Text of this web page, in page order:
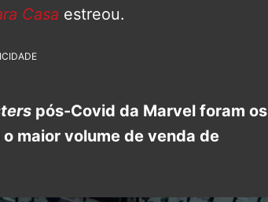
Casa estreou.
pós-Covid da Marvel foram os
maior volume de venda de